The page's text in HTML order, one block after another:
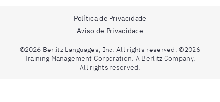
©2026 Berlitz Languages, Inc. All rights reserved. ©2026
Training Management Corporation. A Berlitz Company.
All rights reserved.
Política de Privacidade
Aviso de Privacidade